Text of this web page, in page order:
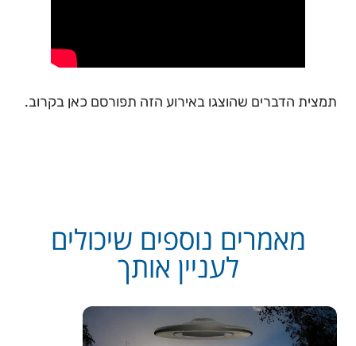
תמצית הדברים שהוצגו באירוע הזה תפורסם כאן בקרוב.
מאמרים נוספים שיכולים
לעניין אותך